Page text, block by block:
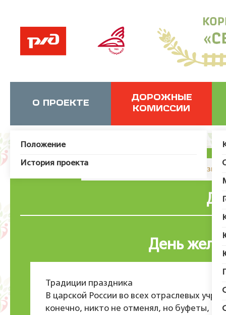
О ПРОЕКТЕ
Положение
История проекта
ДОРОЖНЫЕ
КОМИССИИ
JUser: :_load: Не удалось
День
Традиции праздника
В царской России во всех отраслевых
конечно, никто не отменял, но буфеты,